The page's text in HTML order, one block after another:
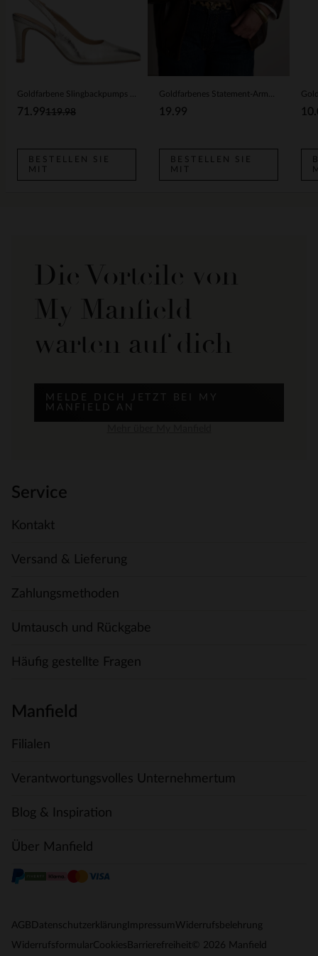
119.98
71.99
BESTELLEN SIE
MIT
19.99
BESTELLEN SIE
MIT
Die Vorteile von
My Manfield
warten auf dich
MELDE DICH JETZT BEI MY
MANFIELD AN
Service
Kontakt
Versand & Lieferung
Zahlungsmethoden
Umtausch und Rückgabe
Häufig gestellte Fragen
Manfield
Filialen
Verantwortungsvolles Unternehmertum
Blog & Inspiration
Über Manfield
AGB Datenschutzerklärung Impressum Widerrufsbelehrung
WiderrufsformularCookies Barrierefreiheit © 2026 Manfield